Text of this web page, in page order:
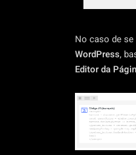
No caso de
WordPress,
Editorda